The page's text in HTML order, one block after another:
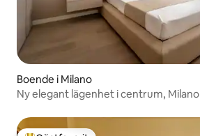
Boende i Milano
Ny elegant lägenhet i centrum, Milano